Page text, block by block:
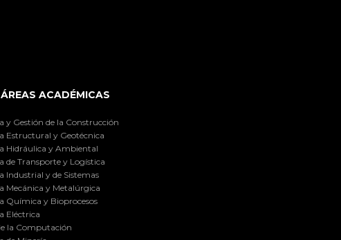
ACADÉMICAS
y Gestión de la Construcción
Estructural y Geotécnica
Hidráulica y Ambiental
de Transporte y Logística
Industrial y de Sistemas
Mecánica y Metalúrgica
Química y Bioprocesos
Eléctrica
la Computación